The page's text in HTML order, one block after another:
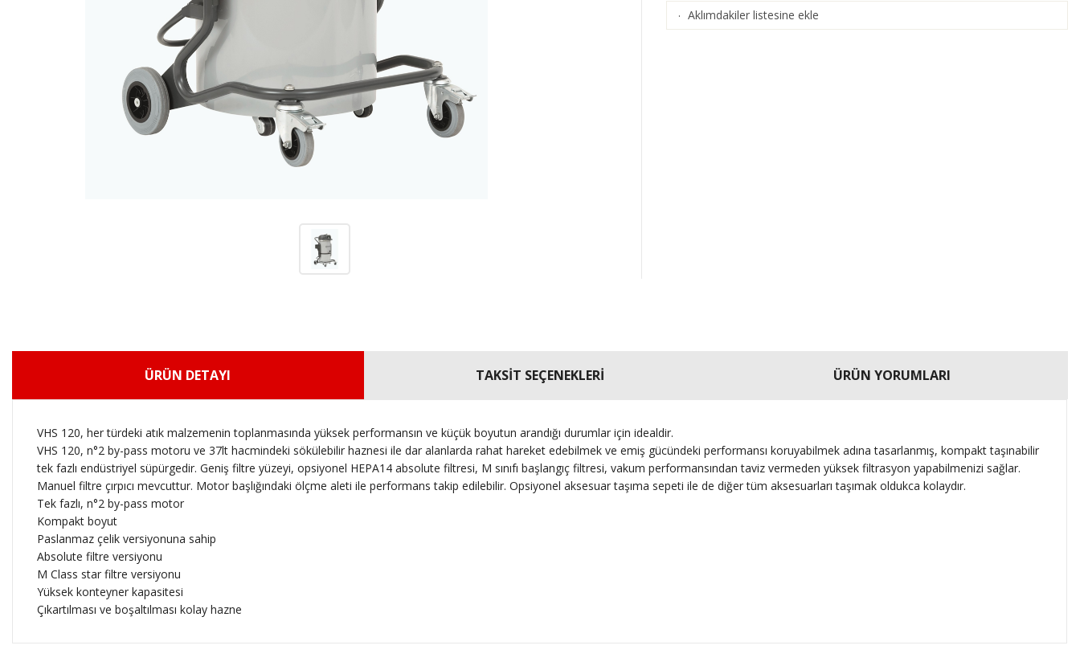
· Aklımdakiler listesine ekle
ÜRÜN DETAYI TAKSİT SEÇENEKLERİ ÜRÜN YORUMLARI
VHS 120, her türdeki atık malzemenin toplanmasında yüksek performansın ve küçük boyutun arandığı durumlar için idealdir.
VHS 120, n°2 by-pass motoru ve 37lt hacmindeki sökülebilir haznesi ile dar alanlarda rahat hareket edebilmek ve emiş gücündeki performansı koruyabilmek adına tasarlanmış, kompakt taşınabilir
tek fazlı endüstriyel süpürgedir. Geniş filtre yüzeyi, opsiyonel HEPA14 absolute filtresi, M sınıfı başlangıç filtresi, vakum performansından taviz vermeden yüksek filtrasyon yapabilmenizi sağlar.
Manuel filtre çırpıcı mevcuttur. Motor başlığındaki ölçme aleti ile performans takip edilebilir. Opsiyonel aksesuar taşıma sepeti ile de diğer tüm aksesuarları taşımak oldukca kolaydır.
Tek fazlı, n°2 by-pass motor
Kompakt boyut
Paslanmaz çelik versiyonuna sahip
Absolute filtre versiyonu
M Class star filtre versiyonu
Yüksek konteyner kapasitesi
Çıkartılması ve boşaltılması kolay hazne